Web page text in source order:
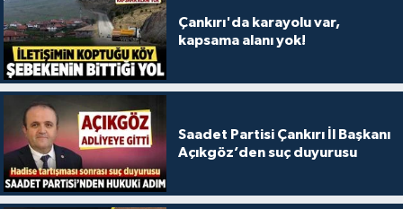
Çankırı'da karayolu var,
kapsama alanı yok!
Saadet Partisi Çankırı İl Başkanı
Açıkgöz’den suç duyurusu